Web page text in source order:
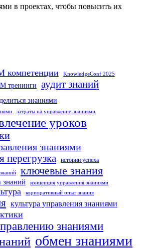
в проектах, чтобы повысить их
компетенции KnowledgeConf 2025
тренинги аудит знаний
делиться знаниями
затраты на управление знаниями
уроков
знаниями
перегрузка
истории успеха
ключевые знания
знаний концепция управления знаниями
корпоративный опыт знания
культура управления знаниями
знаниями
обмен знаниями